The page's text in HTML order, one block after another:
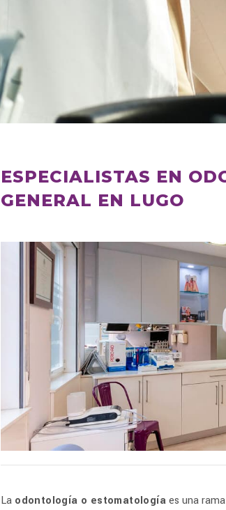
ESPECIALISTAS EN
GENERAL EN LUGO
La odontología o estomatologíaes una